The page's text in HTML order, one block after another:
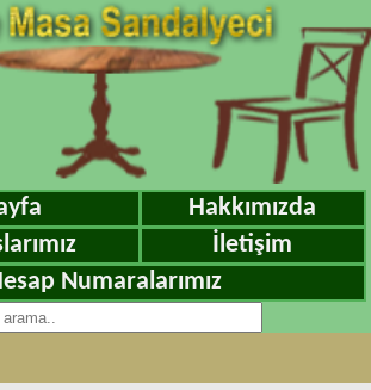
Hakkımızda
İletişim
Numaralarımız